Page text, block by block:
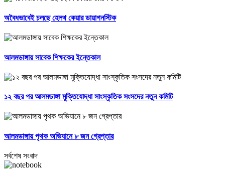
অবৈধভাবেই চলছে হেলথ কেয়ার ডায়াগনস্টিক
আলমডাঙ্গায় সাবেক শিক্ষকের ইন্তেকাল
১২ বছর পর আলমডাঙ্গা মুক্তিযোদ্ধা সাংস্কৃতিক সংসদের নতুন কমিটি
আলমডাঙ্গায় পৃথক অভিযানে ৮ জন গ্রেপ্তার
সর্বশেষ সংবাদ